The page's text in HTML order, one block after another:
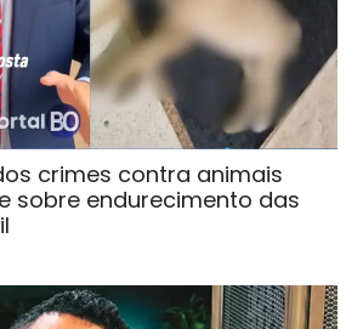
crimes contra animais
sobre endurecimento das